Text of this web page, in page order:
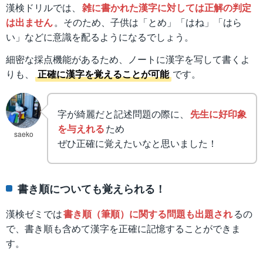
漢検ドリルでは、 雑に書かれた漢字に対しては正解の判定
は出ません。そのため、子供は「とめ」「はね」「はら
い」などに意識を配るようになるでしょう。
細密な採点機能があるため、ノートに漢字を写して書くよ
りも、
正確に漢字を覚えることが可能 です。
saeko
字が綺麗だと記述問題の際に、
先生に好印象
を与えれるため
ぜひ正確に覚えたいなと思いました！
書き順についても覚えられる！
漢検ゼミでは書き順（筆順）に関する問題も出題されるの
で、書き順も含めて漢字を正確に記憶することができま
す。